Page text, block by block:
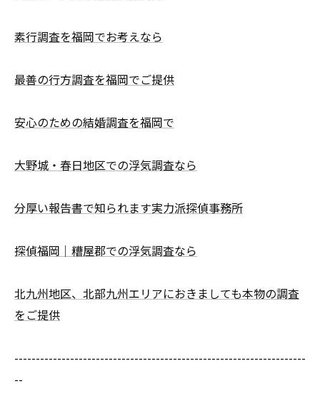
素行調査を福岡でお考えなら
最善の行方調査を福岡でご提供
安心のための結婚調査を福岡で
大野城・春日地区での浮気調査なら
分厚い報告書で知られます実力派探偵事務所
探偵福岡｜糟屋郡での浮気調査なら
北九州地区、北部九州エリアにおきましても本物の調査
をご提供
--------------------------------------------------------------------
--